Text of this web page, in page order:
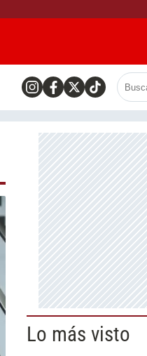
Lo más visto